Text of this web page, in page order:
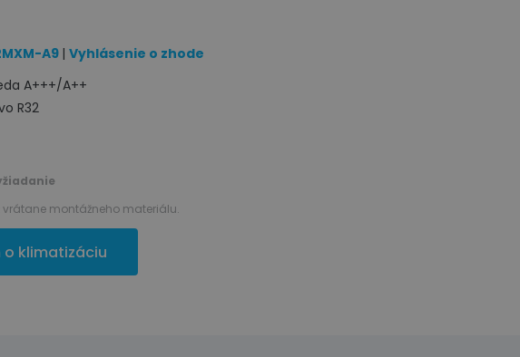
A9 |Vyhlásenie o zhode
A+++/A++
R32
montážneho materiálu.
o klimatizáciu